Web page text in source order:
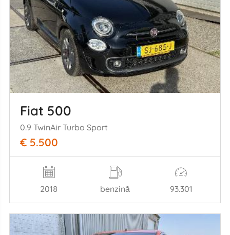
Fiat 500
0.9 TwinAir Turbo Sport
€ 5.500
2018 benzină 93.301